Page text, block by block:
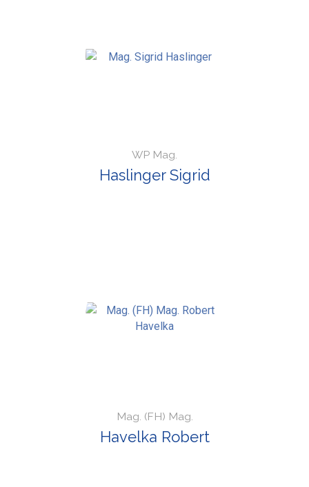
WP Mag.
Haslinger Sigrid
Mag. (FH) Mag.
Havelka Robert